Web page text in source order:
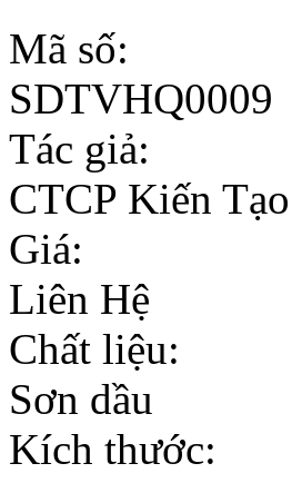
Mã số:
SDTVHQ0009
Tác giả:
CTCP Kiến
Giá:
Liên Hệ
Chất liệu:
Sơn dầu
Kích thước: